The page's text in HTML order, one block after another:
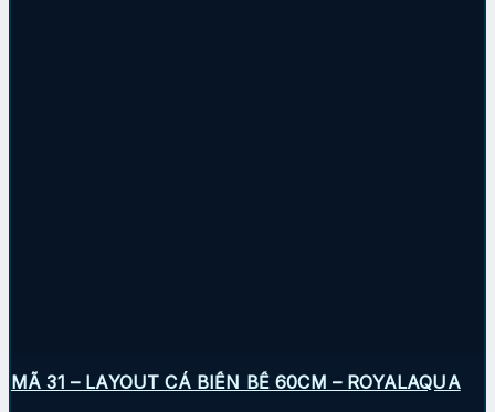
MÃ 31 – LAYOUT CÁ BIỂN BỂ 60CM – ROYALAQUA